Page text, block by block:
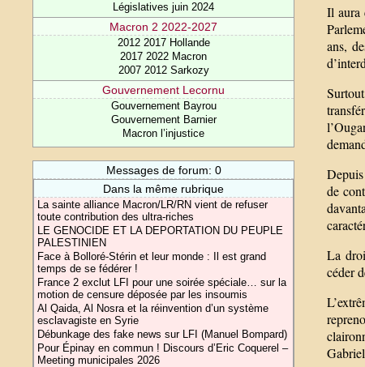
Législatives juin 2024
Macron 2 2022-2027
2012 2017 Hollande
2017 2022 Macron
2007 2012 Sarkozy
Gouvernement Lecornu
Gouvernement Bayrou
Gouvernement Barnier
Macron l’injustice
Messages de forum: 0
Dans la même rubrique
La sainte alliance Macron/LR/RN vient de refuser
toute contribution des ultra-riches
LE GENOCIDE ET LA DEPORTATION DU PEUPLE
PALESTINIEN
Face à Bolloré-Stérin et leur monde : Il est grand
temps de se fédérer !
France 2 exclut LFI pour une soirée spéciale… sur la
motion de censure déposée par les insoumis
Al Qaida, Al Nosra et la réinvention d’un système
esclavagiste en Syrie
Débunkage des fake news sur LFI (Manuel Bompard)
Pour Épinay en commun ! Discours d’Eric Coquerel –
Meeting municipales 2026
Il aura
ans,
de
La
céder